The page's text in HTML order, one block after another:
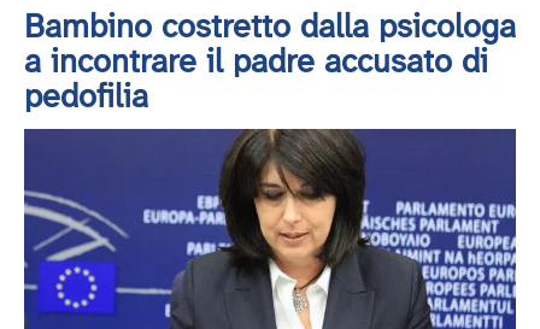
Bambino costretto dalla psicologa
a incontrare il padre accusato di
pedofilia